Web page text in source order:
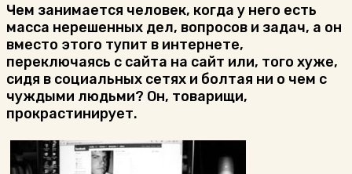
Чем занимается человек, когда у него есть
масса нерешенных дел, вопросов и задач, а он
вместо этого тупит в интернете,
переключаясь с сайта на сайт или, того хуже,
сидя в социальных сетях и болтая ни о чем с
чуждыми людьми? Он, товарищи,
прокрастинирует.